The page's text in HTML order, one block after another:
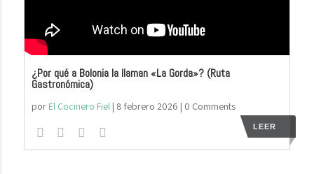
¿Por qué a Bolonia la llaman «La Gorda»? (Ruta
Gastronómica)
por El Cocinero Fiel| 8 febrero 2026 | 0 Comments
LEER